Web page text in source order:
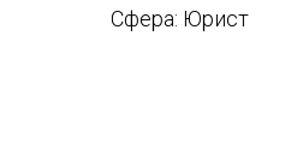
Сфера: Юрист